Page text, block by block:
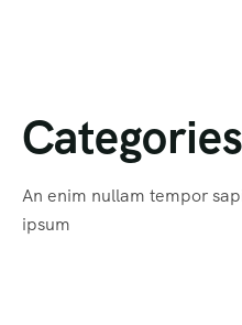
Categories
An enim nullam tempor
ipsum